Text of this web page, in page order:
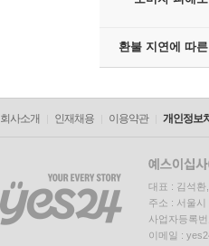
환불 지연에 따
회사소개 인재채용 이용약관 개인정보
대표 : 김석환
주소 : 서울
사업자등록
이메일 :